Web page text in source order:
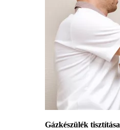
Gázkészülék tisztítása